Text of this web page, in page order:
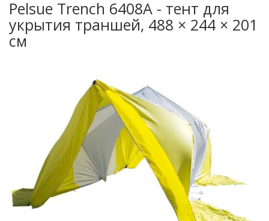
Pelsue Trench 6408A - тент для
укрытия траншей, 488 × 244 × 201
см